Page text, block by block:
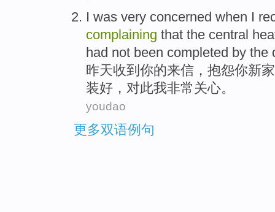
I was very concerned when I
complaining that the central
had not been completed by the
昨天收到 你的来信 ， 抱怨你新家
装好，对此我非常 关心。
youdao
更多双语例句